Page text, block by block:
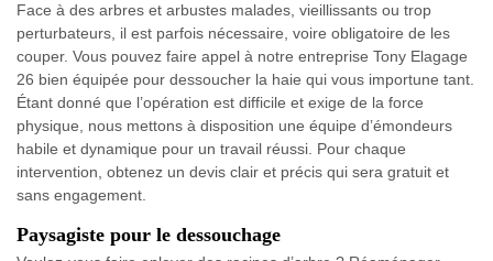
Face à des arbres et arbustes malades, vieillissants ou trop
perturbateurs, il est parfois nécessaire, voire obligatoire de les
couper. Vous pouvez faire appel à notre entreprise Tony Elagage
26 bien équipée pour dessoucher la haie qui vous importune tant.
Étant donné que l’opération est difficile et exige de la force
physique, nous mettons à disposition une équipe d’émondeurs
habile et dynamique pour un travail réussi. Pour chaque
intervention, obtenez un devis clair et précis qui sera gratuit et
sans engagement.
Paysagiste pour le dessouchage